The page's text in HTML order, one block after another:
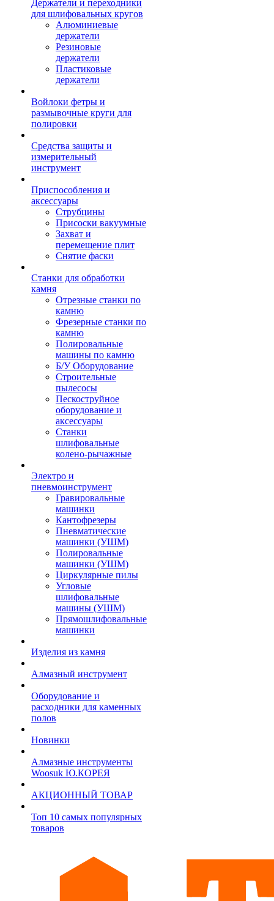
Держатели и переходники
для шлифовальных кругов
Алюминиевые
держатели
Резиновые
держатели
Пластиковые
держатели
Войлоки фетры и
размывочные круги для
полировки
Средства защиты и
измерительный
инструмент
Приспособления и
аксессуары
Струбцины
Присоски вакуумные
Захват и
перемещение плит
Снятие фаски
Станки для обработки
камня
Отрезные станки по
камню
Фрезерные станки по
камню
Полировальные
машины по камню
Б/У Оборудование
Строительные
пылесосы
Пескоструйное
оборудование и
аксессуары
Станки
шлифовальные
колено-рычажные
Электро и
пневмоинструмент
Гравировальные
машинки
Кантофрезеры
Пневматические
машинки (УШМ)
Полировальные
машинки (УШМ)
Циркулярные пилы
Угловые
шлифовальные
машины (УШМ)
Прямошлифовальные
машинки
Изделия из камня
Алмазный инструмент
Оборудование и
расходники для каменных
полов
Новинки
Алмазные инструменты
Woosuk Ю.КОРЕЯ
АКЦИОННЫЙ ТОВАР
Топ 10 самых популярных
товаров